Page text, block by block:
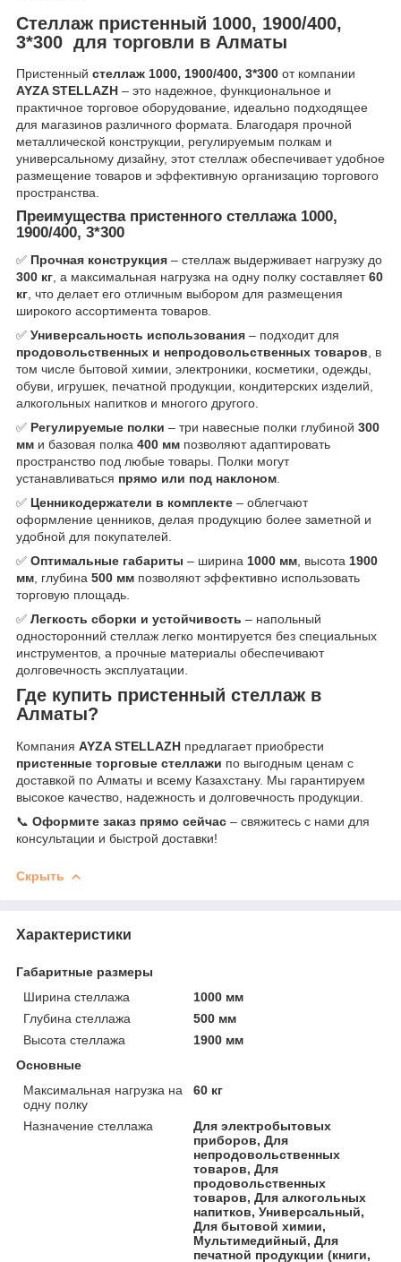
Стеллаж пристенный 1000, 1900/400,
3*300 для торговли в Алматы
Пристенный стеллаж 1000, 1900/400, 3*300 от компании
AYZA STELLAZH – это надежное, функциональное и
практичное торговое оборудование, идеально подходящее
для магазинов различного формата. Благодаря прочной
металлической конструкции, регулируемым полкам и
универсальному дизайну, этот стеллаж обеспечивает удобное
размещение товаров и эффективную организацию торгового
пространства.
Преимущества пристенного стеллажа 1000,
1900/400, 3*300
✅ Прочная конструкция – стеллаж выдерживает нагрузку до
300 кг, а максимальная нагрузка на одну полку составляет60
кг, что делает его отличным выбором для размещения
широкого ассортимента товаров.
✅ Универсальность использования – подходит для
продовольственных и непродовольственных товаров, в
том числе бытовой химии, электроники, косметики, одежды,
обуви, игрушек, печатной продукции, кондитерских изделий,
алкогольных напитков и многого другого.
✅ Регулируемые полки – три навесные полки глубиной 300
мм и базовая полка 400 мм позволяют адаптировать
пространство под любые товары. Полки могут
устанавливаться прямо или под наклоном.
✅ Ценникодержатели в комплекте – облегчают
оформление ценников, делая продукцию более заметной и
удобной для покупателей.
✅ Оптимальные габариты – ширина 1000 мм, высота 1900
мм, глубина 500 мм позволяют эффективно использовать
торговую площадь.
✅ Легкость сборки и устойчивость – напольный
односторонний стеллаж легко монтируется без специальных
инструментов, а прочные материалы обеспечивают
долговечность эксплуатации.
Где купить пристенный стеллаж в
Алматы?
Компания AYZA STELLAZH предлагает приобрести
пристенные торговые стеллажи по выгодным ценам с
доставкой по Алматы и всему Казахстану. Мы гарантируем
высокое качество, надежность и долговечность продукции.
📞 Оформите заказ прямо сейчас – свяжитесь с нами для
консультации и быстрой доставки!
Скрыть
Характеристики
Габаритные размеры
Ширина стеллажа
1000 мм
Глубина стеллажа
500 мм
Высота стеллажа
1900 мм
Основные
Максимальная нагрузка на
одну полку
60 кг
Назначение стеллажа
Для электробытовых
приборов, Для
непродовольственных
товаров, Для
продовольственных
товаров, Для алкогольных
напитков, Универсальный,
Для бытовой химии,
Мультимедийный, Для
печатной продукции (книги,